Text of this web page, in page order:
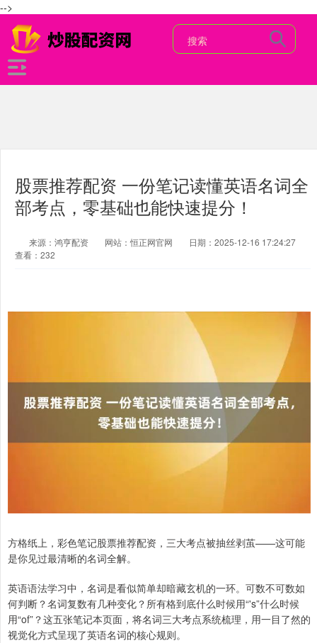
-->
股票推荐配资 一份笔记读懂英语名词全
部考点，零基础也能快速提分！
来源：鸿亨配资 网站：恒正网官网
日期：2025-12-16 17:24:27
查看：232
方格纸上，彩色笔记股票推荐配资，三大考点被抽丝剥茧——这可能
是你见过最清晰的名词全解。
英语语法学习中，名词是看似简单却暗藏玄机的一环。可数不可数如
何判断？名词复数有几种变化？所有格到底什么时候用“'s”什么时候
用“of”？这五张笔记本页面，将名词三大考点系统梳理，用一目了然的
视觉化方式呈现了英语名词的核心规则。